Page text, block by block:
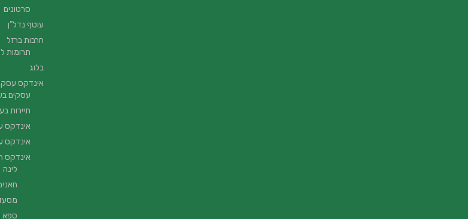
סרטונים
עוטף נדל”ן
חרבות ברזל
תרומות
בלוג
אינדקס
עסקים
תיירות
אינדקס
אינדקס
אינדקס
לינה
ספא